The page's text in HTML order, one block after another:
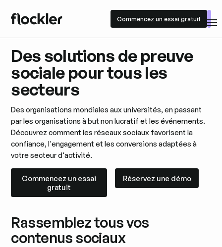
Commencez un essai gratuit
Commencez un essai gratuit
Des solutions de preuve
sociale pour tous les
secteurs
Des organisations mondiales aux universités, en passant
par les organisations à but non lucratif et les événements.
Découvrez comment les réseaux sociaux favorisent la
confiance, l'engagement et les conversions adaptées à
votre secteur d'activité.
Commencez un essai
gratuit
Commencez un essai gratuit
Réservez une démo
Rassemblez tous vos
contenus sociaux